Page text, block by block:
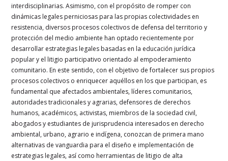
interdisciplinarias. Asimismo, con el propósito de romper con
dinámicas legales perniciosas para las propias colectividades en
resistencia, diversos procesos colectivos de defensa del territorio y
protección del medio ambiente han optado recientemente por
desarrollar estrategias legales basadas en la educación jurídica
popular y el litigio participativo orientado al empoderamiento
comunitario. En este sentido, con el objetivo de fortalecer sus propios
procesos colectivos o enriquecer aquéllos en los que participan, es
fundamental que afectados ambientales, líderes comunitarios,
autoridades tradicionales y agrarias, defensores de derechos
humanos, académicos, activistas, miembros de la sociedad civil,
abogados y estudiantes de jurisprudencia interesados en derecho
ambiental, urbano, agrario e indígena, conozcan de primera mano
alternativas de vanguardia para el diseño e implementación de
estrategias legales, así como herramientas de litigio de alta